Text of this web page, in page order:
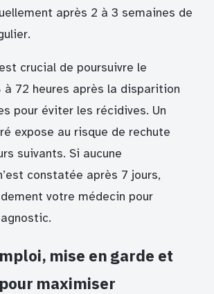
après 2 à 3 semaines de
crucial de poursuivre le
72 heures après la disparition
pour éviter les récidives. Un
expose au risque de rechute
suivants. Si aucune
constatée après 7 jours,
votre médecin pour
mise en garde et
maximiser